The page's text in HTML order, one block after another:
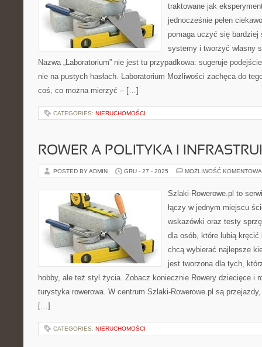
traktowane jak
jednocześnie pełen
pomaga uczyć się bardziej
systemy i tworzyć własny
Nazwa „Laboratorium” nie jest tu przypadkowa: sugeruje
nie na pustych hasłach. Laboratorium Możliwości zachęca do
coś, co można mierzyć – […]
CATEGORIES: NIERUCHOMOŚCI
ROWER A POLITYKA I
POSTED BY ADMIN GRU - 27 - 2025 MOŻLIWOŚĆ
Szlaki-Rowerowe.pl to
łączy w jednym miejscu
wskazówki oraz testy
dla osób, które lubią
chcą wybierać najlepsze
jest tworzona dla tych,
hobby, ale też styl życia. Zobacz koniecznie Rowery dziecięce i
turystyka rowerowa. W centrum Szlaki-Rowerowe.pl są
[…]
CATEGORIES: NIERUCHOMOŚCI